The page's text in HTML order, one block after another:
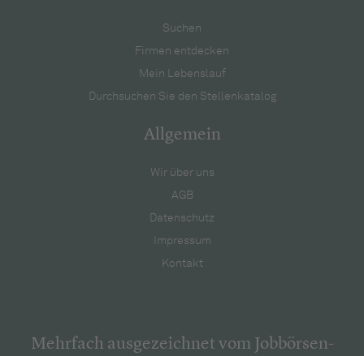
Suchen
Firmen entdecken
Mein Lebenslauf
Durchsuchen Sie den Stellenkatalog
Allgemein
Wir über uns
AGB
Datenschutz
Impressum
Kontakt
Mehrfach ausgezeichnet vom Jobbörsen-